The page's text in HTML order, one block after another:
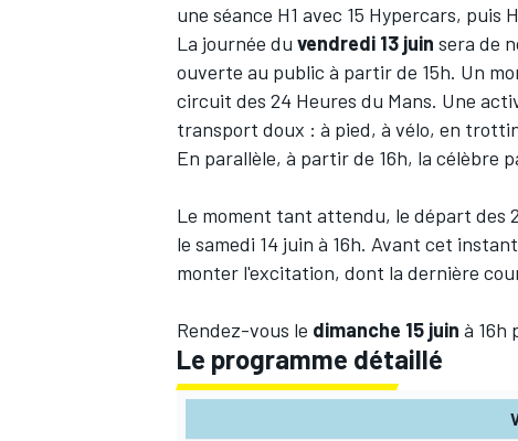
une séance H1 avec 15 Hypercars, puis
La journée du vendredi 13 juin sera de
ouverte au public à partir de 15h. Un
circuit des 24 Heures du Mans. Une
transport doux : à pied, à vélo, en
En parallèle, à partir de 16h, la célèbre
Le moment tant attendu, le départ des
le samedi 14 juin à 16h. Avant cet
monter l'excitation, dont la dernière
Rendez-vous le dimanche 15 juin à 16h
Le programme détaillé